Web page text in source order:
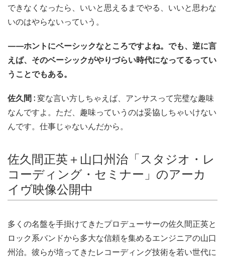
できなくなったら、いいと思えるまでやる、いいと思わな
いのはやらないっていう。
——ホントにベーシックなところですよね。でも、逆に言
えば、そのベーシックがやりづらい時代になってるってい
うことでもある。
佐久間 :変な言い方しちゃえば、アンサスって完璧な趣味
なんですよ。ただ、趣味っていうのは妥協しちゃいけない
んです。仕事じゃないんだから。
佐久間正英＋山口州治「スタジオ・レ
コーディング・セミナー」のアーカ
イヴ映像公開中
多くの名盤を手掛けてきたプロデューサーの佐久間正英と
ロック系バンドから多大な信頼を集めるエンジニアの山口
州治。彼らが培ってきたレコーディング技術を若い世代に